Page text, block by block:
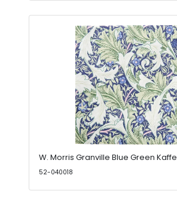
W. Morris Granville Blue Green Kaffe
52-040018